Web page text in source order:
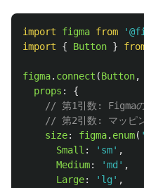
import figma from '
import
{ Button }
figma. connect (Button,
props :
{
// 第1引数: Figmaの
// 第2引数: マッピ
size: figma. enum( '
Small : ' sm' ,
Medium: 'md ' ,
Large: ' lg ' ,